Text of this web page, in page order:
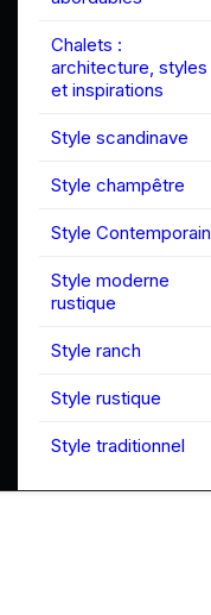
Chalets :
architecture, styles
et inspirations
Style scandinave
Style champêtre
Style Contemporain
Style moderne
rustique
Style ranch
Style rustique
Style traditionnel